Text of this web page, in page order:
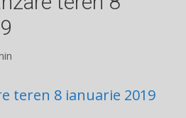
teren 8 ianuarie 2019